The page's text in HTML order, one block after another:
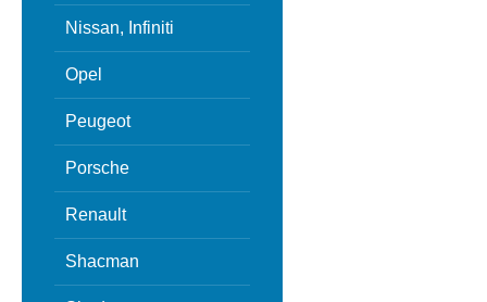
Nissan, Infiniti
Opel
Peugeot
Porsche
Renault
Shacman